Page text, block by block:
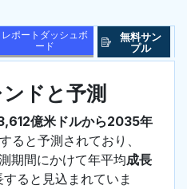
レポートダッシュボ
ード
無料サン
プル
ドと予測
億米ドルから2035年
ると予測されており、
期間にかけて年平均成長
すると見込まれていま